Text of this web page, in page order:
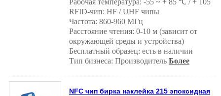
RFID-чип: HF / UHF чипы
Частота: 860-960 МГц
Расстояние чтения: 0-10 м (зависит от
окружающей среды и устройства)
Бесплатный образец: есть в наличии
Тип бизнеса: Производитель Более
NFC чип бирка наклейка 215 эпоксидная